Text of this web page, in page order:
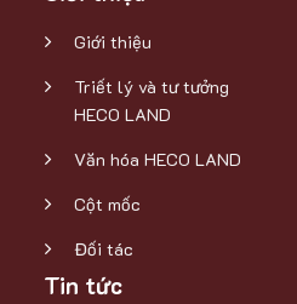
Giới thiệu
Triết lý và tư tưởng
HECO LAND
Văn hóa HECO LAND
Cột mốc
Đối tác
Tin tức